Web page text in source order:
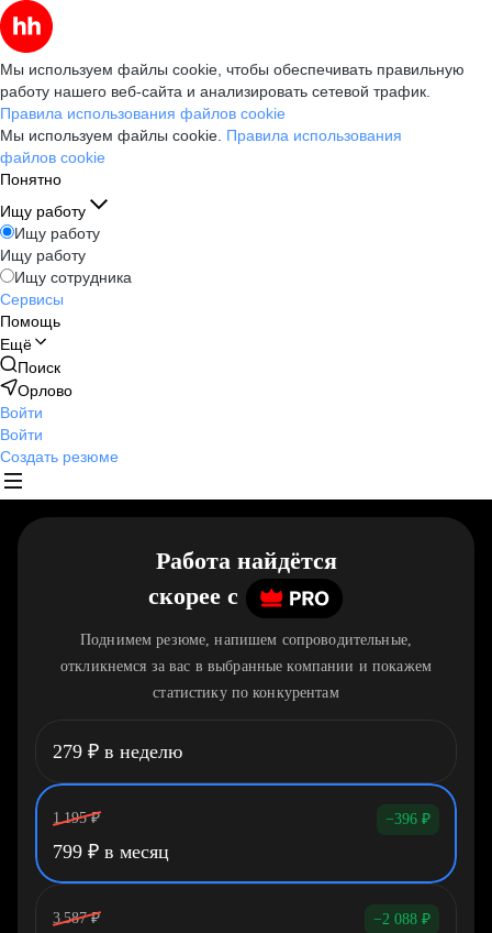
Мы используем файлы cookie, чтобы обеспечивать правильную
работу нашего веб-сайта и анализировать сетевой трафик.
Правила использования файлов cookie
Мы используем файлы cookie. Правила использования
файлов cookie
Понятно
Ищу работу
Ищу работу
Ищу работу
Ищу сотрудника
Сервисы
Помощь
Ещё
Поиск
Орлово
Войти
Войти
Создать резюме
Работа найдётся
скорее c
Поднимем резюме, напишем сопроводительные,
откликнемся за вас в выбранные компании и покажем
статистику по конкурентам
279 ₽ в неделю
1 195 ₽ −396 ₽
799 ₽ в месяц
3 587 ₽ −2 088 ₽